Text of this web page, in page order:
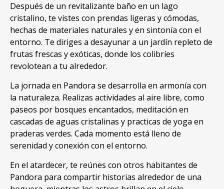
Después de un revitalizante baño en un lago
cristalino, te vistes con prendas ligeras y cómodas,
hechas de materiales naturales y en sintonía con el
entorno. Te diriges a desayunar a un jardín repleto de
frutas frescas y exóticas, donde los colibríes
revolotean a tu alrededor.
La jornada en Pandora se desarrolla en armonía con
la naturaleza. Realizas actividades al aire libre, como
paseos por bosques encantados, meditación en
cascadas de aguas cristalinas y practicas de yoga en
praderas verdes. Cada momento está lleno de
serenidad y conexión con el entorno.
En el atardecer, te reúnes con otros habitantes de
Pandora para compartir historias alrededor de una